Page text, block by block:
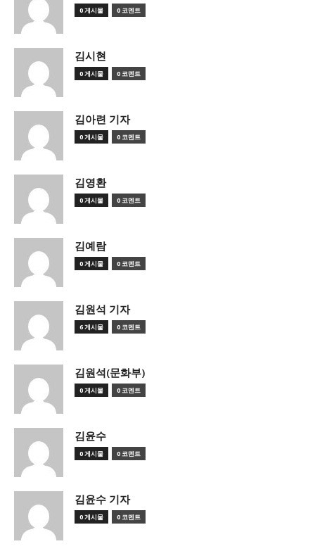
0 게시물 0 코멘트
김시현
0 게시물 0 코멘트
김아련 기자
0 게시물 0 코멘트
김영환
0 게시물 0 코멘트
김예람
0 게시물 0 코멘트
김원석 기자
6 게시물 0 코멘트
김원석(문화부)
0 게시물 0 코멘트
김윤수
0 게시물 0 코멘트
김윤수 기자
0 게시물 0 코멘트